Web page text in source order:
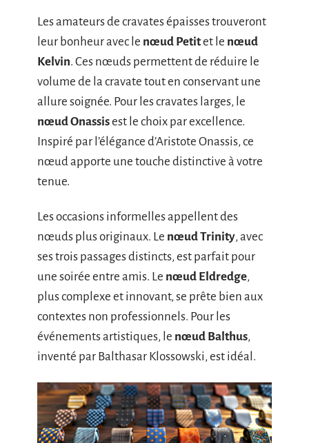
Les amateurs de cravates épaisses trouveront
leur bonheur avec le nœud Petitet le nœud
Kelvin. Ces nœuds permettent de réduire le
volume de la cravate tout en conservant une
allure soignée. Pour les cravates larges, le
nœud Onassisest le choix par excellence.
Inspiré par l’élégance d’Aristote Onassis, ce
nœud apporte une touche distinctive à votre
tenue.
Les occasions informelles appellent des
nœuds plus originaux. Le nœud Trinity, avec
ses trois passages distincts, est parfait pour
une soirée entre amis. Le nœud Eldredge,
plus complexe et innovant, se prête bien aux
contextes non professionnels. Pour les
événements artistiques, le nœud Balthus,
inventé par Balthasar Klossowski, est idéal.